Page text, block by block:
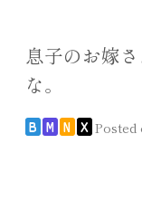
息子のお嫁
な。
B M N X Posted